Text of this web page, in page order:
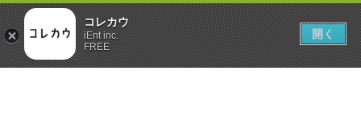
コレカウ
iEnt inc.
FREE
開く